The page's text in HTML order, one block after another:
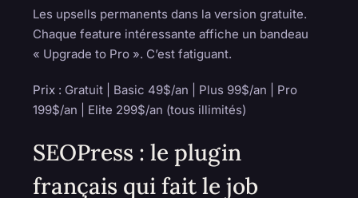
Les upsells permanents dans la version gratuite.
Chaque feature intéressante affiche un bandeau
« Upgrade to Pro ». C’est fatiguant.
Prix : Gratuit | Basic 49$/an | Plus 99$/an | Pro
199$/an | Elite 299$/an (tous illimités)
SEOPress : le plugin
français qui fait le job